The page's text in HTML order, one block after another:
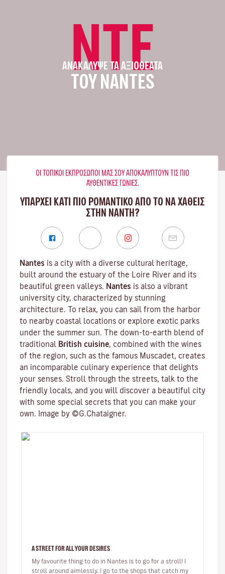
NTE
ΑΝΑΚΆΛΥΨΕ ΤΑ ΑΞΙΟΘΈΑΤΑ
ΤΟΥ NANTES
ΟΙ ΤΟΠΙΚΟΊ ΕΚΠΡΌΣΩΠΟΊ ΜΑΣ ΣΟΥ ΑΠΟΚΑΛΎΠΤΟΥΝ ΤΙΣ ΠΙΟ
ΑΥΘΕΝΤΙΚΈΣ ΓΩΝΙΈΣ.
ΥΠΑΡΧΕΙ ΚΑΤΙ ΠΙΟ ΡΟΜΑΝΤΙΚΟ ΑΠΟ ΤΟ ΝΑ ΧΑΘΕΙΣ
ΣΤΗΝ ΝΆΝΤΗ?
Nantes is a city with a diverse cultural heritage,
built around the estuary of the Loire River and its
beautiful green valleys. Nantes is also a vibrant
university city, characterized by stunning
architecture. To relax, you can sail from the harbor
to nearby coastal locations or explore exotic parks
under the summer sun. The down-to-earth blend of
traditional British cuisine, combined with the wines
of the region, such as the famous Muscadet, creates
an incomparable culinary experience that delights
your senses. Stroll through the streets, talk to the
friendly locals, and you will discover a beautiful city
with some special secrets that you can make your
own. Image by ©G.Chataigner.
A STREET FOR ALL YOUR DESIRES
My favourite thing to do in Nantes is to go for a stroll! I
stroll around aimlessly, I go to the shops that catch my